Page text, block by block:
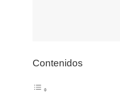
Contenidos